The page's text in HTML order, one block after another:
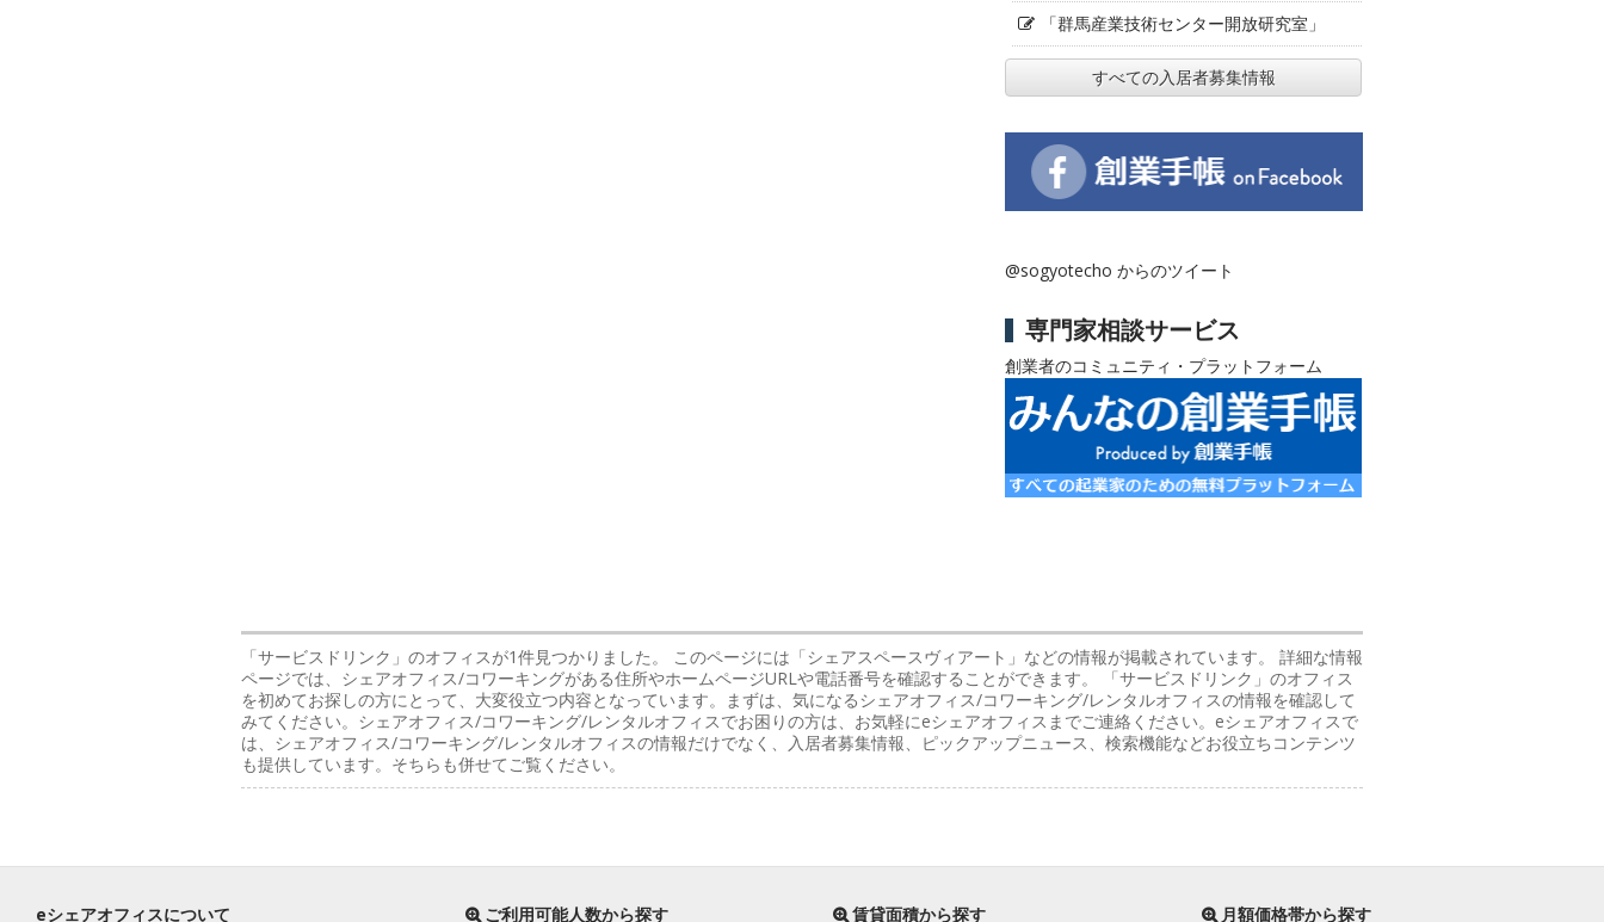
「群馬産業技術センター開放研究室」
すべての入居者募集情報
@sogyotecho からのツイート
専門家相談サービス
創業者のコミュニティ・プラットフォーム
「サービスドリンク」のオフィスが1件見つかりました。 このページには「シェアスペースヴィアート」などの情報が掲載されています。 詳細な情報
ページでは、シェアオフィス/コワーキングがある住所やホームページURLや電話番号を確認することができます。 「サービスドリンク」のオフィス
を初めてお探しの方にとって、大変役立つ内容となっています。まずは、気になるシェアオフィス/コワーキング/レンタルオフィスの情報を確認して
みてください。シェアオフィス/コワーキング/レンタルオフィスでお困りの方は、お気軽にeシェアオフィスまでご連絡ください。eシェアオフィスで
は、シェアオフィス/コワーキング/レンタルオフィスの情報だけでなく、入居者募集情報、ピックアップニュース、検索機能などお役立ちコンテンツ
も提供しています。そちらも併せてご覧ください。
eシェアオフィスについて ご利用可能人数から探す 賃貸面積から探す 月額価格帯から探す